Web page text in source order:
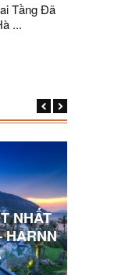
Tầng Đã
...
NHẤT
HARNN